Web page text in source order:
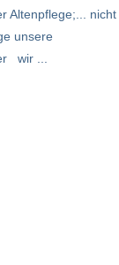
Altenpflege;... nicht
unsere
wir ...